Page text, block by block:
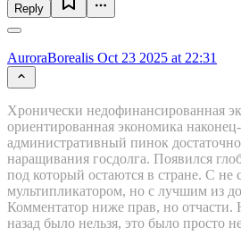
Reply
AuroraBorealis Oct 23 2025 at 22:31
Хронически недофинансированная
ориентированная экономика
административный пинок
наращивания госдолга. Появился
под который остаются в стране. С
мультипликатором, но с лучшим из
Комментатор ниже прав, но отчасти.
назад было нельзя, это было просто